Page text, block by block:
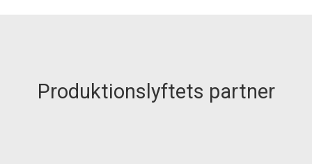
Produktionslyftets partner